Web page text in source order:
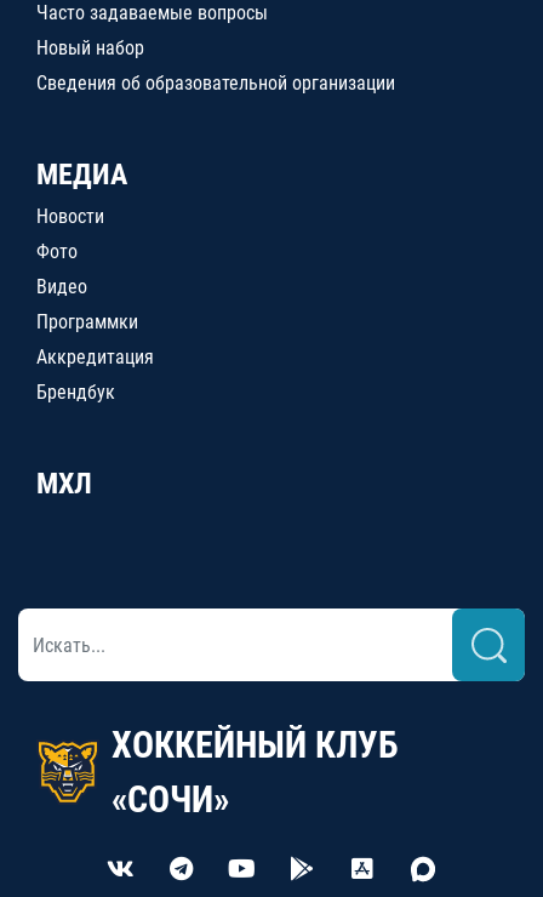
Часто задаваемые вопросы
Новый набор
Сведения об образовательной организации
МЕДИА
Новости
Фото
Видео
Программки
Аккредитация
Брендбук
МХЛ
ХОККЕЙНЫЙ КЛУБ
«СОЧИ»